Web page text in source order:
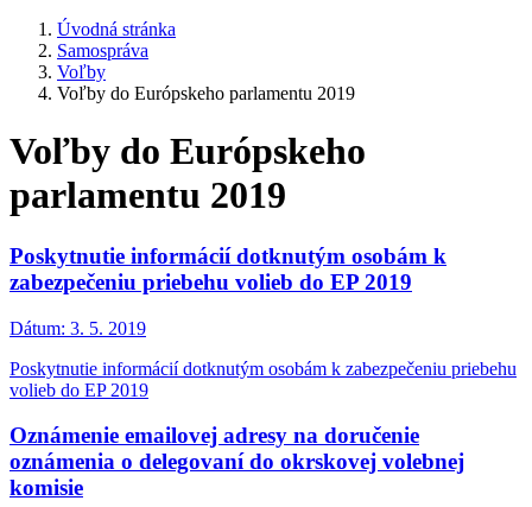
Úvodná stránka
Samospráva
Voľby
Voľby do Európskeho parlamentu 2019
Voľby do Európskeho
parlamentu 2019
Poskytnutie informácií dotknutým osobám k
zabezpečeniu priebehu volieb do EP 2019
Dátum: 3. 5. 2019
Poskytnutie informácií dotknutým osobám k zabezpečeniu priebehu
volieb do EP 2019
Oznámenie emailovej adresy na doručenie
oznámenia o delegovaní do okrskovej volebnej
komisie